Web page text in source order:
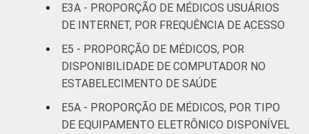
LOCALIZAÇÃO Capital 89
Interior
Base: 1.081.866 médicos . Dados coletados
entre novembro de 2015 e junho de 2016.
E3A - PROPORÇÃO DE MÉDICOS USUÁRIOS
DE INTERNET, POR FREQUÊNCIA DE ACESSO
E5 - PROPORÇÃO DE MÉDICOS, POR
DISPONIBILIDADE DE COMPUTADOR NO
ESTABELECIMENTO DE SAÚDE
E5A - PROPORÇÃO DE MÉDICOS, POR TIPO
DE EQUIPAMENTO ELETRÔNICO DISPONÍVEL